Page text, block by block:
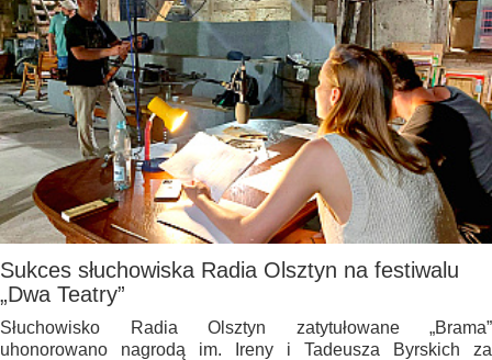
Sukces słuchowiska Radia Olsztyn na festiwalu
„Dwa Teatry”
Słuchowisko Radia Olsztyn zatytułowane „Brama”
uhonorowano nagrodą im. Ireny i Tadeusza Byrskich za